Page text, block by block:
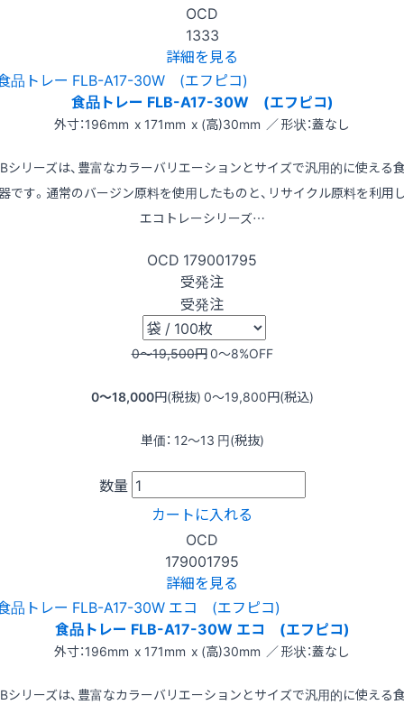
OCD
1333
詳細を見る
食品トレー FLB-A17-30W (エフピコ)
外寸：196mm x 171mm x (高)30mm ／ 形状：蓋なし
シリーズは、豊富なカラーバリエーションとサイズで汎用的に使える
です。通常のバージン原料を使用したものと、リサイクル原料を利用
エコトレーシリーズ…
OCD 179001795
受発注
受発注
0〜19,500円0〜8%OFF
0〜18,000円(税抜) 0〜19,800円(税込)
単価： 12〜13 円(税抜)
数量
カートに入れる
OCD
179001795
詳細を見る
食品トレー FLB-A17-30W エコ (エフピコ)
外寸：196mm x 171mm x (高)30mm ／ 形状：蓋なし
シリーズは、豊富なカラーバリエーションとサイズで汎用的に使える